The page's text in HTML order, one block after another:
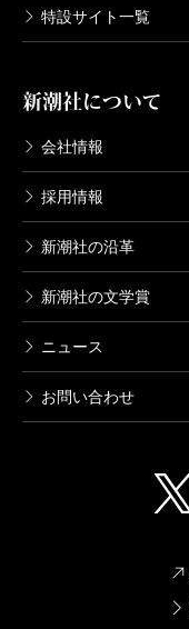
特設サイト一覧
新潮社について
会社情報
採用情報
新潮社の沿革
新潮社の文学賞
ニュース
お問い合わせ